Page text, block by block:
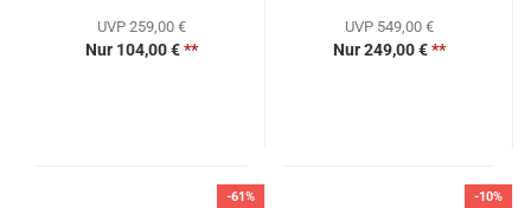
UVP 259,00 €
Nur 104,00 €**
UVP 549,00 €
Nur 249,00 €**
-61% -10%